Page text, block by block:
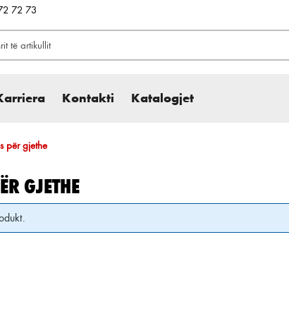
72 73
Kontakti Katalogjet
për gjethe
GJETHE